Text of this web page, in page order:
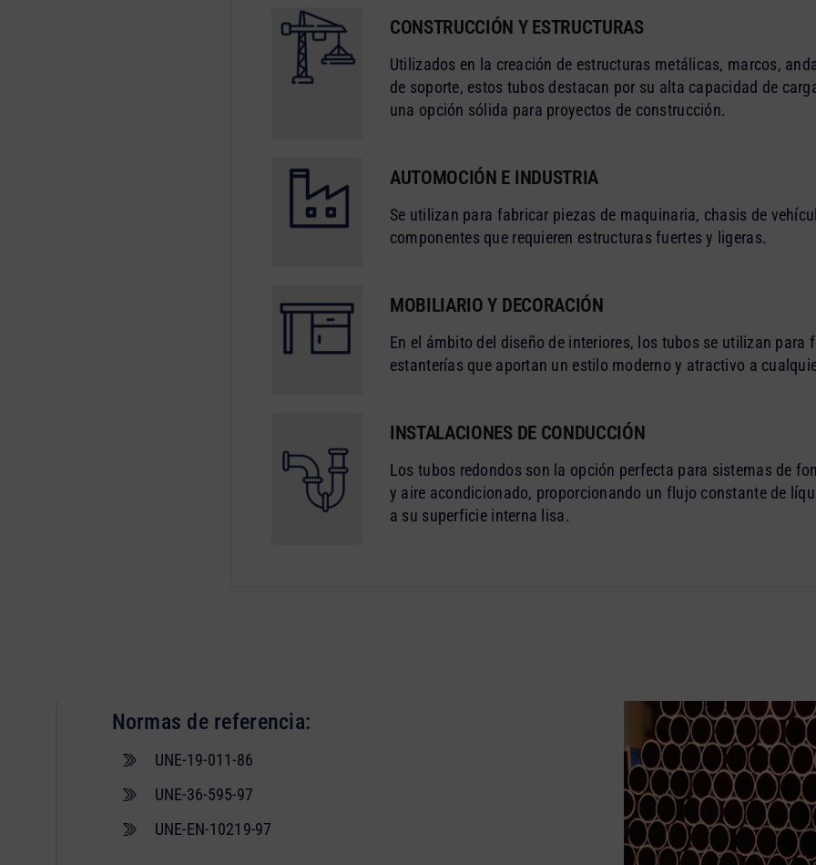
CONSTRUCCIÓN Y ESTRUCTURAS
Utilizados en la creación de estructuras metálicas, marcos,
de soporte, estos tubos destacan por su alta capacidad de
una opción sólida para proyectos de construcción.
AUTOMOCIÓN E INDUSTRIA
Se utilizan para fabricar piezas de maquinaria, chasis de
componentes que requieren estructuras fuertes y ligeras.
MOBILIARIO Y DECORACIÓN
En el ámbito del diseño de interiores, los tubos se utilizan para
estanterías que aportan un estilo moderno y atractivo a
INSTALACIONES DE CONDUCCIÓN
Los tubos redondos son la opción perfecta para sistemas de
y aire acondicionado, proporcionando un flujo constante de
a su superficie interna lisa.
Normas de referencia:
UNE-19-011-86
UNE-36-595-97
UNE-EN-10219-97